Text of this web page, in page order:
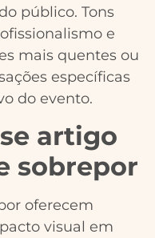
público. Tons
e
mais quentes ou
específicas
do evento.
artigo
sobrepor
oferecem
visual em